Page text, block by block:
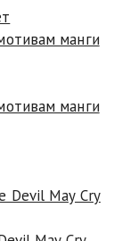
манги